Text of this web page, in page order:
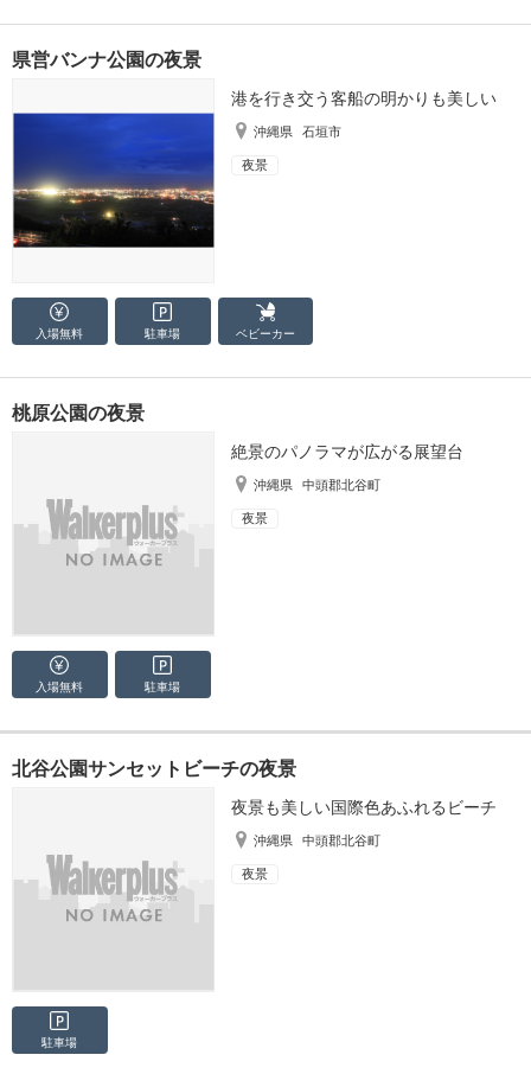
県営バンナ公園の夜景
港を行き交う客船の明かりも美しい
沖縄県 石垣市
夜景
入場無料 駐車場 ベビーカー
桃原公園の夜景
絶景のパノラマが広がる展望台
沖縄県 中頭郡北谷町
夜景
入場無料 駐車場
北谷公園サンセットビーチの夜景
夜景も美しい国際色あふれるビーチ
沖縄県 中頭郡北谷町
夜景
駐車場